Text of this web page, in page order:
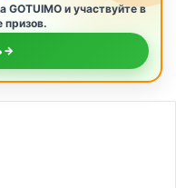
и участвуйте в
→